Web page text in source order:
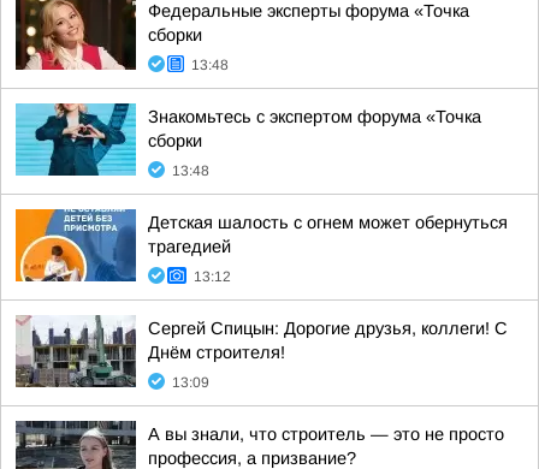
Федеральные эксперты форума «Точка
сборки
13:48
Знакомьтесь с экспертом форума «Точка
сборки
13:48
Детская шалость с огнем может обернуться
трагедией
13:12
Сергей Спицын: Дорогие друзья, коллеги! С
Днём строителя!
13:09
А вы знали, что строитель — это не просто
профессия, а призвание?